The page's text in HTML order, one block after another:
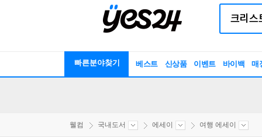
빠른분야찾기 베스트 신상품 이벤트 바이백 매
웰컴 국내도서 에세이 여행 에세이